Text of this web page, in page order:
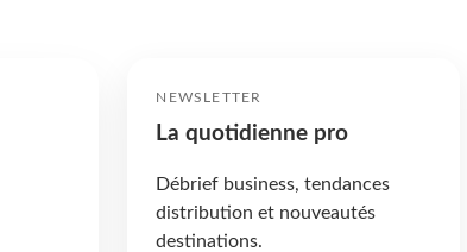
NEWSLETTER
La quotidienne pro
Débrief business, tendances
distribution et nouveautés
destinations.